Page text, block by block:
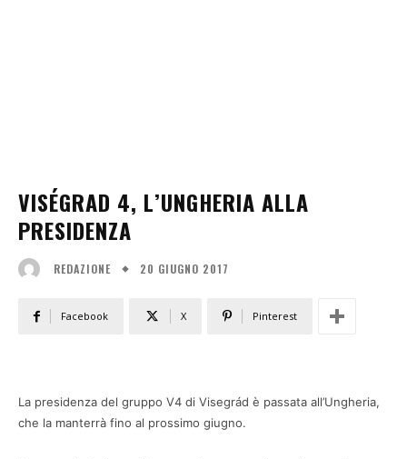
VISÉGRAD 4, L’UNGHERIA ALLA
PRESIDENZA
REDAZIONE 20 GIUGNO 2017
Facebook X Pinterest
La presidenza del gruppo V4 di Visegrád è passata all’Ungheria,
che la manterrà fino al prossimo giugno.